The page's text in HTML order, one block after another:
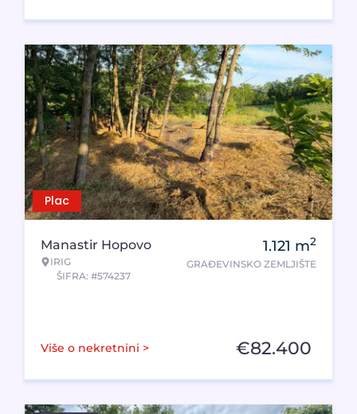
Plac
Manastir Hopovo
IRIG
ŠIFRA: #574237
1.121 m2
GRAĐEVINSKO ZEMLJIŠTE
Više o nekretnini > €82.400